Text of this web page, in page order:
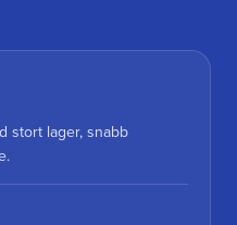
stort lager, snabb